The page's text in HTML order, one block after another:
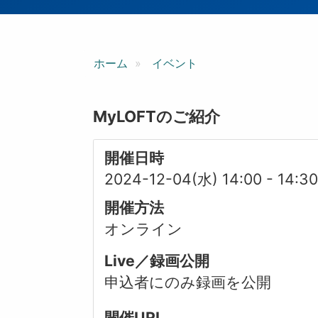
ン
ホーム イベント
MyLOFTのご紹介
開催日時
2024-12-04(水) 14:00 - 14:30
開催方法
オンライン
Live／録画公開
申込者にのみ録画を公開